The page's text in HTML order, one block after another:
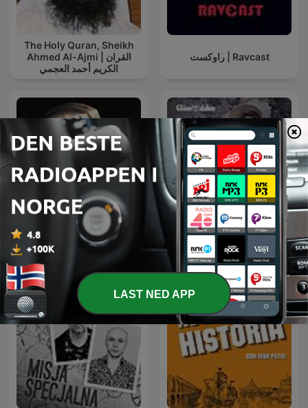
The Holy Quran, Sheikh
Ahmed Al-Ajmi | القران
الكريم أحمد العجمي
راوکست | Ravcast
Ambient Lectures: History
of Great Men
Historisk podkast
LAST NED APP